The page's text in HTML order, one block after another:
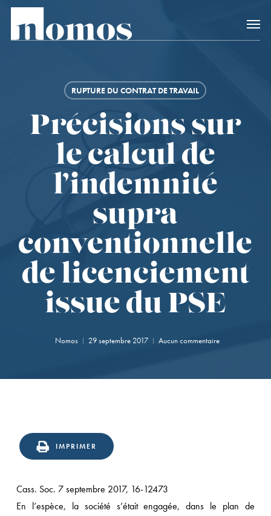
Skip
main
Accès rapide
RUPTURE DU CONTRAT DE TRAVAIL
Précisions sur
le calcul de
l’indemnité
supra
conventionnelle
de licenciement
issue du PSE
Nomos 29 septembre 2017 Aucun commentaire
IMPRIMER
Cass. Soc. 7 septembre 2017, 16-12473
En l’espèce, la société s’était engagée, dans le plan de